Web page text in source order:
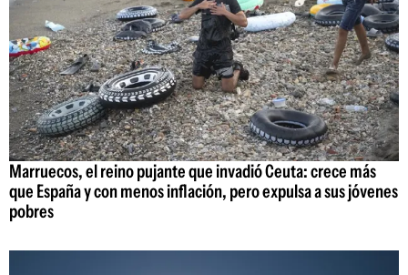
Marruecos, el reino pujante que invadió Ceuta: crece más
que España y con menos inflación, pero expulsa a sus jóvenes
pobres